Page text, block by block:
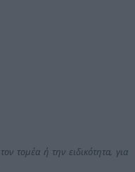
τομέα ή την ειδικότητα, για